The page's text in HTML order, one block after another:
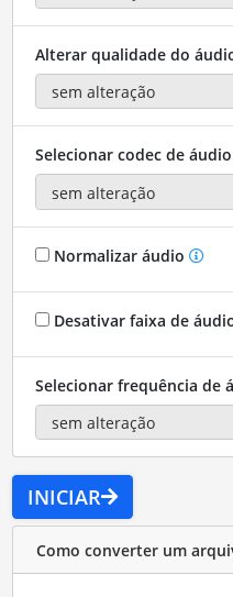
Alterar qualidade do
Selecionar codec de
Normalizar áudio
Desativar faixa de
Selecionar frequência de
INICIAR
Como converter um